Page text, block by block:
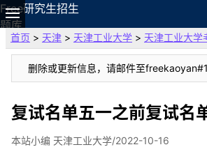
Free研究生招生
题库
故事
专题
论坛
VIP
首页 > 天津 > 天津工业大学 > 天津工业大学
删除或更新信息，请邮件至
复试名单五一之前复试名
本站小编 天津工业大学/2022-10-16